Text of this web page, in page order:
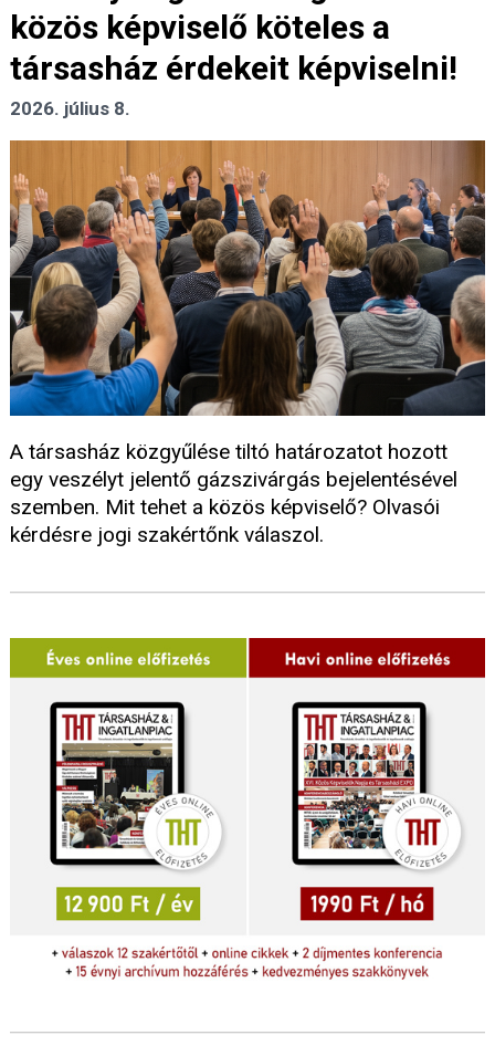
közös képviselő köteles a
társasház érdekeit képviselni!
2026. július 8.
A társasház közgyűlése tiltó határozatot hozott
egy veszélyt jelentő gázszivárgás bejelentésével
szemben. Mit tehet a közös képviselő? Olvasói
kérdésre jogi szakértőnk válaszol.